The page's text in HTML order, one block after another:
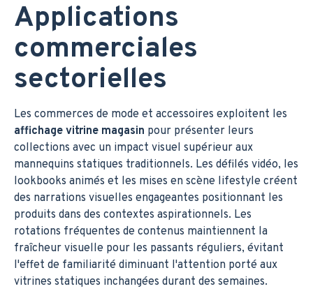
Applications
commerciales
sectorielles
Les commerces de mode et accessoires exploitent les
affichage vitrine magasin pour présenter leurs
collections avec un impact visuel supérieur aux
mannequins statiques traditionnels. Les défilés vidéo, les
lookbooks animés et les mises en scène lifestyle créent
des narrations visuelles engageantes positionnant les
produits dans des contextes aspirationnels. Les
rotations fréquentes de contenus maintiennent la
fraîcheur visuelle pour les passants réguliers, évitant
l'effet de familiarité diminuant l'attention porté aux
vitrines statiques inchangées durant des semaines.